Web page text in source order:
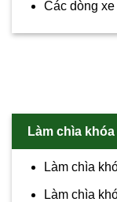
Các dòng
Làm chìa
Làm chìa
Làm chìa